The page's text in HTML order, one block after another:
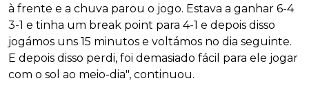
à frente e a chuva parou o jogo. Estava a ganhar 6-4
3-1 e tinha um break point para 4-1 e depois disso
jogámos uns 15 minutos e voltámos no dia seguinte.
E depois disso perdi, foi demasiado fácil para ele jogar
com o sol ao meio-dia", continuou.